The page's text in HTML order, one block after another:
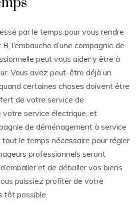
par le temps pour vous rendre
l’embauche d’une compagnie de
peut vous aider y être à
Vous avez peut-être déjà un
certaines choses doivent être
de votre service de
votre service électrique, et
de déménagement à service
le temps nécessaire pour régler
professionnels seront
et de déballer vos biens
puissiez profiter de votre
tôt possible.